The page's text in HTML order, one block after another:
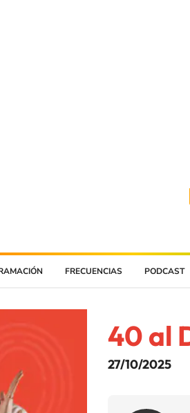
FRECUENCIAS PODCAST
40 al
27/10/2025